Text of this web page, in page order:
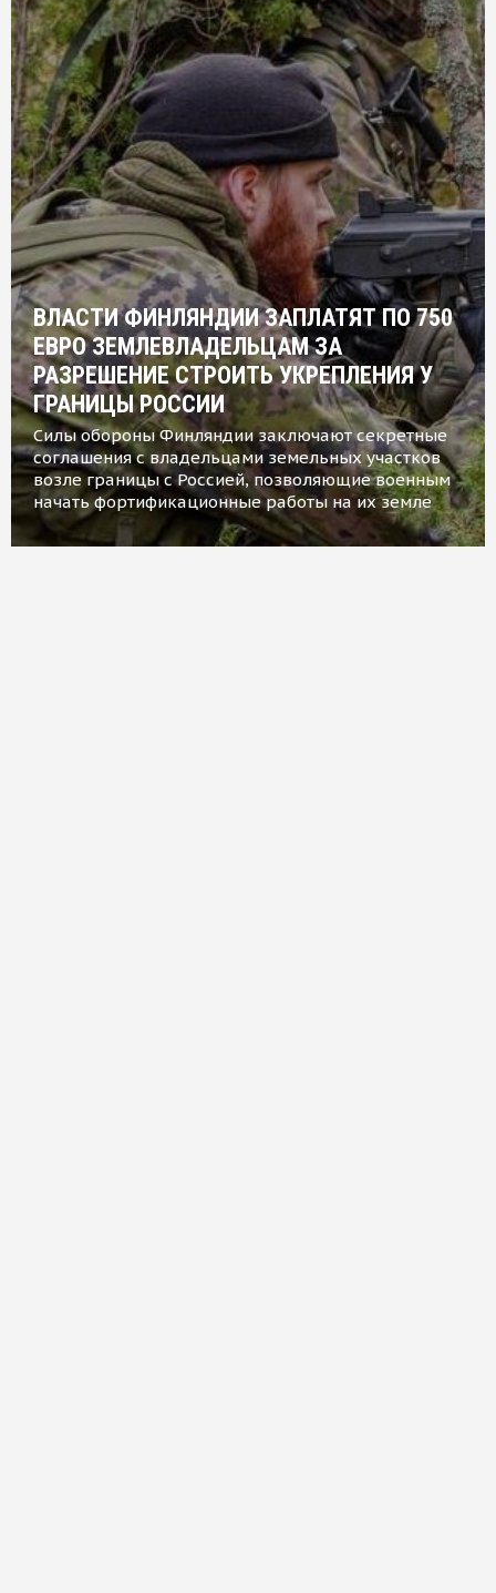
ВЛАСТИ ФИНЛЯНДИИ ЗАПЛАТЯТ ПО 750
ЕВРО ЗЕМЛЕВЛАДЕЛЬЦАМ ЗА
РАЗРЕШЕНИЕ СТРОИТЬ УКРЕПЛЕНИЯ У
ГРАНИЦЫ РОССИИ
Силы обороны Финляндии заключают секретные
соглашения с владельцами земельных участков
возле границы с Россией, позволяющие военным
начать фортификационные работы на их земле